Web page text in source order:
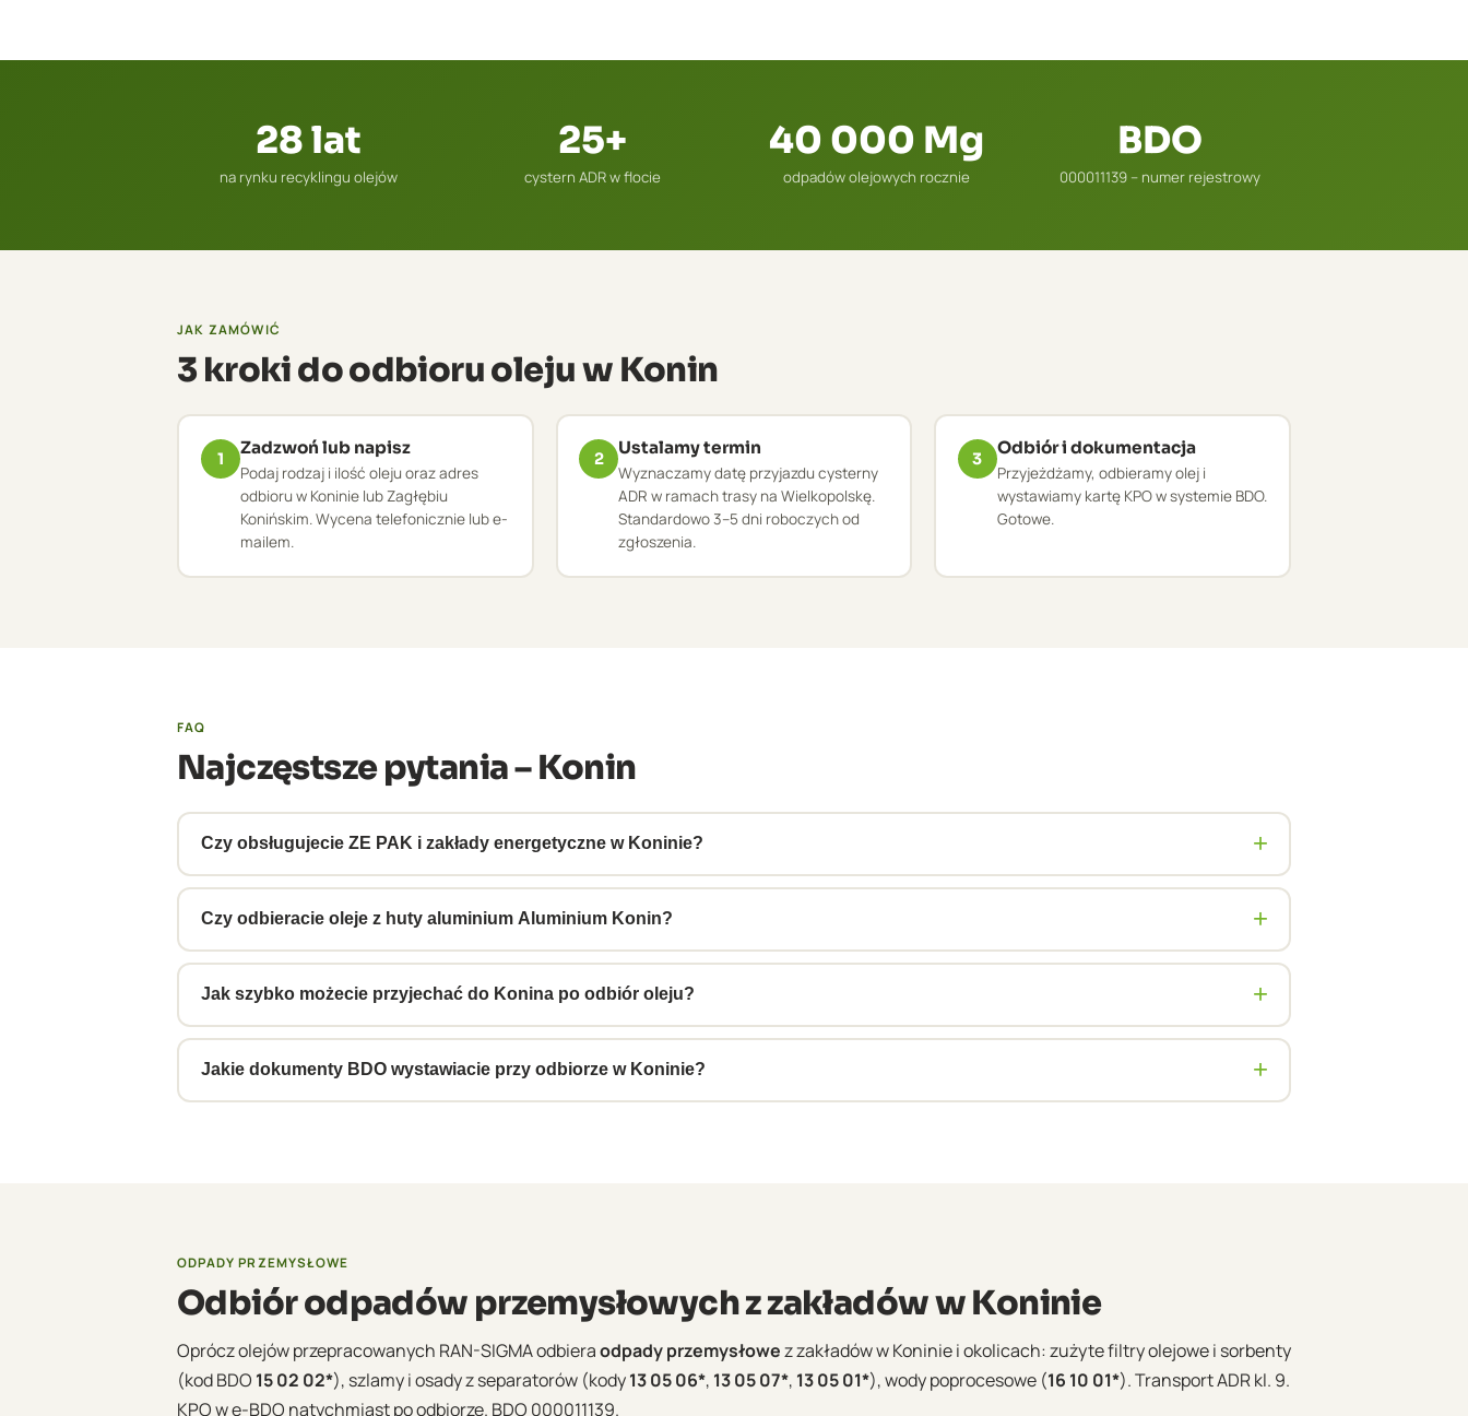
28 lat
na rynku recyklingu olejów
25+
cystern ADR w flocie
40 000 Mg
odpadów olejowych rocznie
BDO
000011139 – numer rejestrowy
JAK ZAMÓWIĆ
3 kroki do odbioru oleju w Konin
1
Zadzwoń lub napisz
Podaj rodzaj i ilość oleju oraz adres
odbioru w Koninie lub Zagłębiu
Konińskim. Wycena telefonicznie lub e-
mailem.
2
Ustalamy termin
Wyznaczamy datę przyjazdu cysterny
ADR w ramach trasy na Wielkopolskę.
Standardowo 3–5 dni roboczych od
zgłoszenia.
3
Odbiór i dokumentacja
Przyjeżdżamy, odbieramy olej i
wystawiamy kartę KPO w systemie BDO.
Gotowe.
FAQ
Najczęstsze pytania – Konin
Czy obsługujecie ZE PAK i zakłady energetyczne w Koninie? +
Tak, obsługujemy ZE PAK i inne zakłady energetyczne Zagłębia Konińskiego. Mamy doświadczenie w odbiorze olejów turbinowych i
transformatorowych. Zapewniamy dokumentację BDO i ADR zgodną z wymogami korporacyjnymi.
Czy odbieracie oleje z huty aluminium Aluminium Konin? +
Tak, odbieramy oleje i emulsje z zakładów hutnictwa aluminium. Obsługujemy zarówno oleje z walcarek, jak i oleje hydrauliczne z maszyn
produkcyjnych.
Jak szybko możecie przyjechać do Konina po odbiór oleju? +
Standardowo 3–5 dni roboczych od zgłoszenia. Konin leży przy A2, co ułatwia planowanie tras. Dla ZE PAK i dużych zakładów możemy
ustalić harmonogram cyklicznych odbiorów.
Jakie dokumenty BDO wystawiacie przy odbiorze w Koninie? +
ODPADY PRZEMYSŁOWE
Odbiór odpadów przemysłowych z zakładów w Koninie
Oprócz olejów przepracowanych RAN-SIGMA odbieraodpady przemysłowez zakładów w Koninie i okolicach: zużyte filtry olejowe i sorbenty
(kod BDO 15 02 02*), szlamy i osady z separatorów (kody13 05 06*, 13 05 07*, 13 05 01*), wody poprocesowe (16 10 01*). Transport ADR kl. 9.
KPO w e-BDO natychmiast po odbiorze. BDO 000011139.